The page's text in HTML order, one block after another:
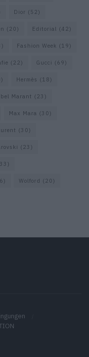
Dior (52)
(20) Editorial (42)
Fashion Week (19)
(22) Gucci (69)
Hermès (18)
Marant (23)
Max Mara (30)
(30)
(23)
Wolford (20)